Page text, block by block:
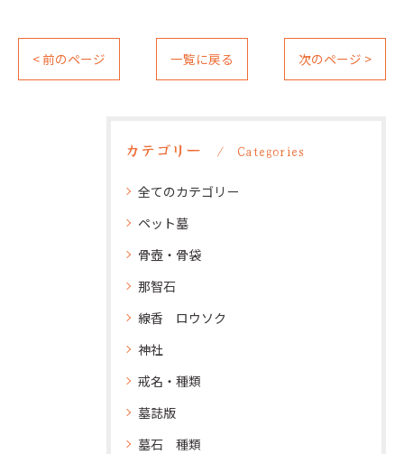
< 前のページ 一覧に戻る 次のページ >
カテゴリー Categories
全てのカテゴリー
ペット墓
骨壺・骨袋
那智石
線香 ロウソク
神社
戒名・種類
墓誌版
墓石 種類